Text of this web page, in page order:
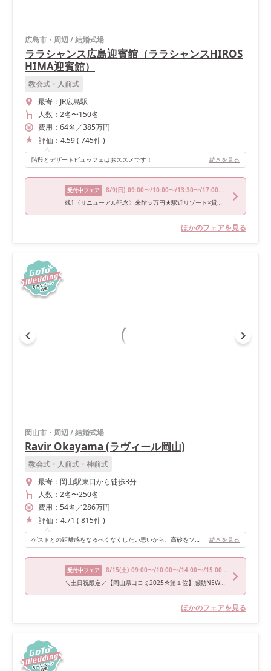
広島市・周辺/結婚式場
ララシャンス広島迎賓館（ララシャンスHIROS
HIMA迎賓館）
教会式・人前式
最寄： JR広島駅
人数： 2名〜150名
費用： 64名 ／385万円
評価： 4.59( 745件)
階段とデザートビュッフェはおススメです！ 続きを見る
受付中フェア 8/9(日) 09:00〜/10:00〜/13:30〜/17:00〜/18:00〜
残1〈リニューアル記念〉来館５万円★駅近リゾート×貸切邸宅
ほかのフェアを見る
岡山市・周辺/結婚式場
Ravir Okayama (ラヴィール岡山)
教会式・人前式・神前式
最寄： 岡山駅東口から徒歩3分
人数： 2名〜250名
費用： 54名 ／286万円
評価： 4.71 ( 815件)
ゲストとの距離感をなるべくなくしたい思いから、高砂をソファ席にしテーブルをなくしました！ 白雪姫がテーマだった為、全体を森っぽくしてりんごに見立てて、各テーブルにアクアバルーンの中に赤いバルーンを入れて浮かせていました。 続きを見る
受付中フェア 8/15(土) 09:00〜/10:00〜/14:00〜/15:00〜/16:00〜
＼土日祝限定／【岡山県口コミ2025☆第１位】感動NEW挙式体験×3万試食館内ツアー
ほかのフェアを見る